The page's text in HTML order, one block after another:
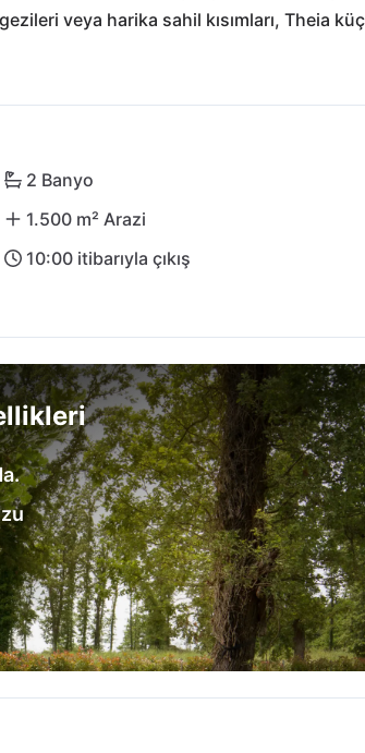
veya harika sahil kısımları, Theia
Günlük ihtiyaçlarla ilgili her şey 15
Pula Uluslararası Havalimanı da
2 Banyo
1.500 m² Arazi
10:00 itibarıyla çıkış